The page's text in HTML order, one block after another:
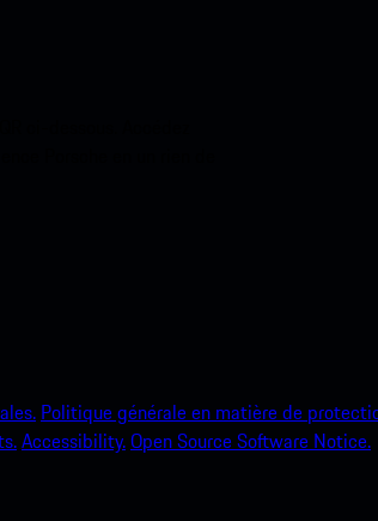
Politique générale en matière de
Accessibility.Open Source Software Notice.